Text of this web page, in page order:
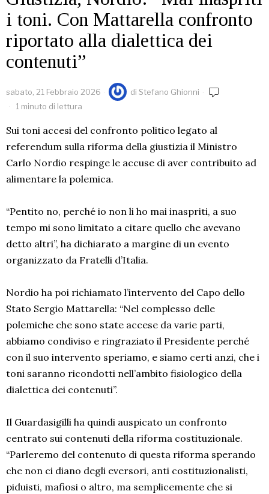
i toni. Con Mattarella confronto
riportato alla dialettica dei
contenuti”
sabato, 21 Febbraio 2026 di Stefano Ghionni
1 minuto di lettura
Sui toni accesi del confronto politico legato al
referendum sulla riforma della giustizia il Ministro
Carlo Nordio respinge le accuse di aver contribuito ad
alimentare la polemica.
“Pentito no, perché io non li ho mai inaspriti, a suo
tempo mi sono limitato a citare quello che avevano
detto altri”, ha dichiarato a margine di un evento
organizzato da Fratelli d’Italia.
Nordio ha poi richiamato l’intervento del Capo dello
Stato Sergio Mattarella: “Nel complesso delle
polemiche che sono state accese da varie parti,
abbiamo condiviso e ringraziato il Presidente perché
con il suo intervento speriamo, e siamo certi anzi, che i
toni saranno ricondotti nell’ambito fisiologico della
dialettica dei contenuti”.
Il Guardasigilli ha quindi auspicato un confronto
centrato sui contenuti della riforma costituzionale.
“Parleremo del contenuto di questa riforma sperando
che non ci diano degli eversori, anti costituzionalisti,
piduisti, mafiosi o altro, ma semplicemente che si